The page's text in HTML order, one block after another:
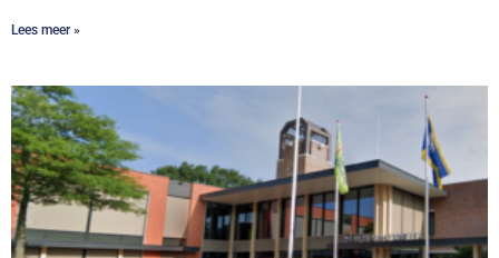
Lees meer »